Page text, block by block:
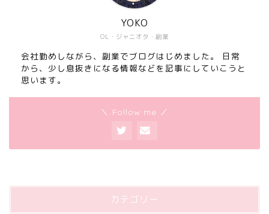
OL・ジャニオタ・副業
YOKO
会社勤めしながら、副業でブログはじめました。 日常
から、少し息抜きになる情報などを記事にしていこうと
思います。
＼ Follow me ／
カテゴリー